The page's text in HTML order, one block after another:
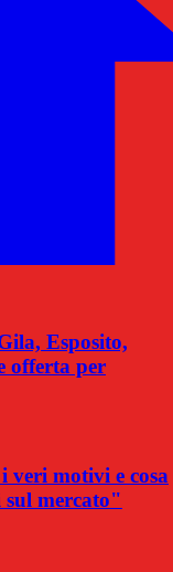
Esposito,
offerta per
veri motivi e cosa
sul mercato"